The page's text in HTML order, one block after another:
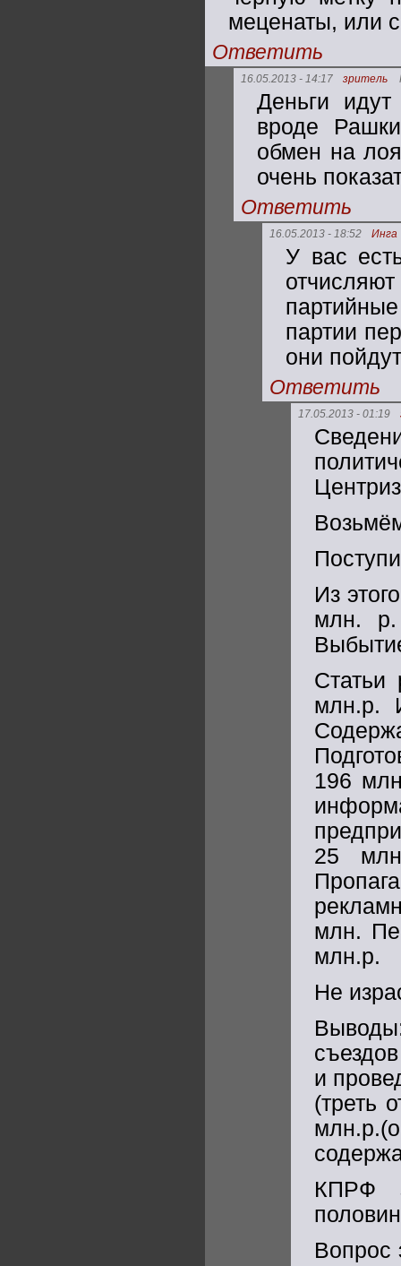
меценаты, или
Ответить
16.05.2013 - 14:17 зритель
Деньги
вроде
обмен на
очень
Ответить
16.05.2013 - 18:52 Инга
У вас
партии
они
Ответить
17.05.2013 - 01:19
Из
млн.
Статьи
млн.р.
196
25
млн.
млн.р.
Не
и
(треть
КПРФ
Вопрос